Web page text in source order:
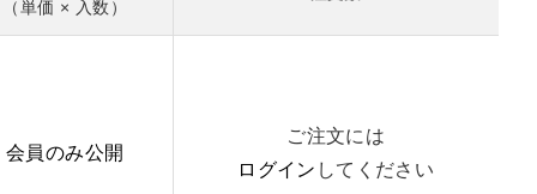
（単価 × 入数）
会員のみ公開
ご注文には
ログイン してください